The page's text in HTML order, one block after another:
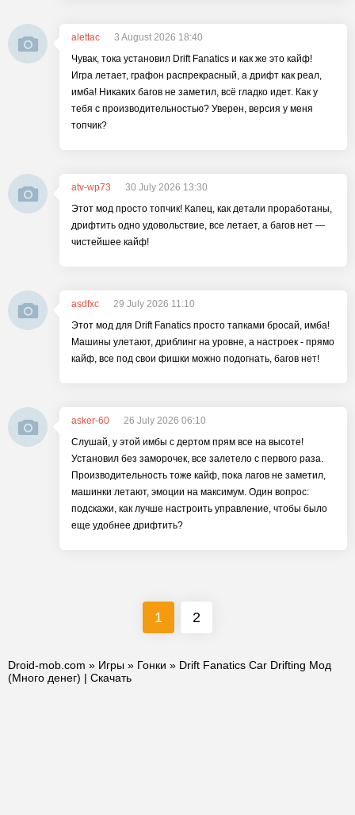
alettac
3 August 2026 18:40
Чувак, тока установил Drift Fanatics и как же это кайф!
Игра летает, графон распрекрасный, а дрифт как реал,
имба! Никаких багов не заметил, всё гладко идет. Как у
тебя с производительностью? Уверен, версия у меня
топчик?
atv-wp73
30 July 2026 13:30
Этот мод просто топчик! Капец, как детали проработаны,
дрифтить одно удовольствие, все летает, а багов нет —
чистейшее кайф!
asdfxc
29 July 2026 11:10
Этот мод для Drift Fanatics просто тапками бросай, имба!
Машины улетают, дриблинг на уровне, а настроек - прямо
кайф, все под свои фишки можно подогнать, багов нет!
asker-60
26 July 2026 06:10
Слушай, у этой имбы с дертом прям все на высоте!
Установил без заморочек, все залетело с первого раза.
Производительность тоже кайф, пока лагов не заметил,
машинки летают, эмоции на максимум. Один вопрос:
подскажи, как лучше настроить управление, чтобы было
еще удобнее дрифтить?
1 2
Droid-mob.com » Игры » Гонки » Drift Fanatics Car Drifting Мод
(Много денег) | Скачать